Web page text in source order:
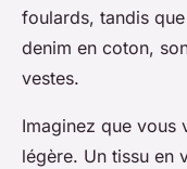
foulards, tandis
denim en coton,
vestes.
Imaginez que vous
légère. Un tissu en